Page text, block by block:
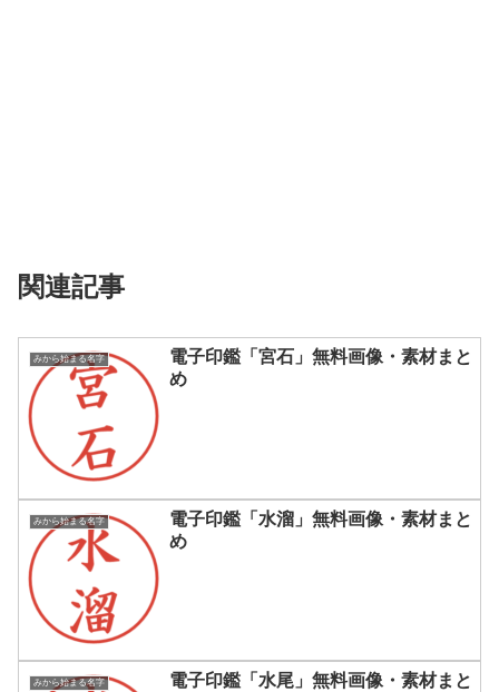
関連記事
みから始まる名字
電子印鑑「宮石」無料画像・素材まと
め
みから始まる名字
電子印鑑「水溜」無料画像・素材まと
め
みから始まる名字
電子印鑑「水尾」無料画像・素材まと